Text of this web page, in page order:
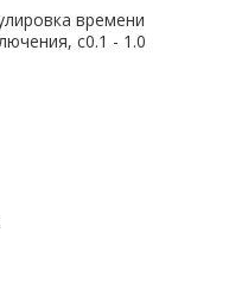
времени
с0.1 - 1.0